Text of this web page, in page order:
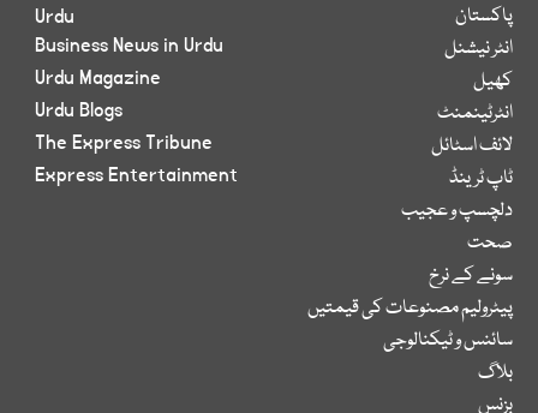
پاکستان
انٹر نیشنل
کھیل
انٹرٹینمنٹ
لائف اسٹائل
ٹاپ ٹرینڈ
دلچسپ و عجیب
صحت
سونے کے نرخ
پیٹرولیم مصنوعات کی قیمتیں
سائنس و ٹیکنالوجی
بلاگ
بزنس
Urdu
Business News in Urdu
Urdu Magazine
Urdu Blogs
The Express Tribune
Express Entertainment